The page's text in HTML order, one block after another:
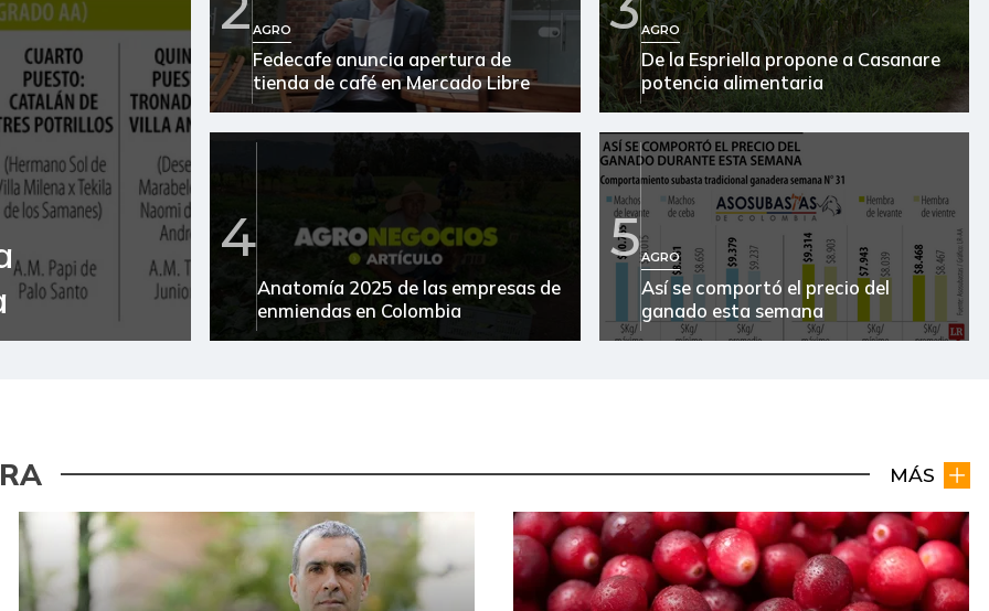
AGRO
Fedecafe anuncia apertura de
tienda de café en Mercado Libre
AGRO
De la Espriella propone a Casanare
potencia alimentaria
4
Anatomía 2025 de las empresas de
enmiendas en Colombia
5AGRO
Así se comportó el precio del
ganado esta semana
MÁS